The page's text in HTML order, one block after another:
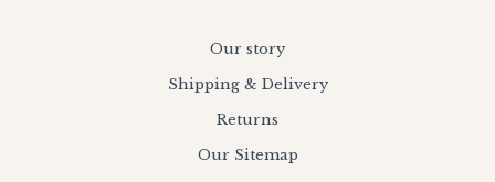
Our story
Shipping & Delivery
Returns
Our Sitemap